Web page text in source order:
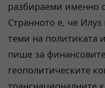
разбираеми именно
Странното е, че
теми на политиката
пише за
геополитическите